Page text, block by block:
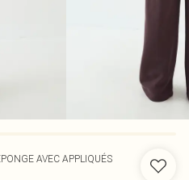
AVEC APPLIQUÉS